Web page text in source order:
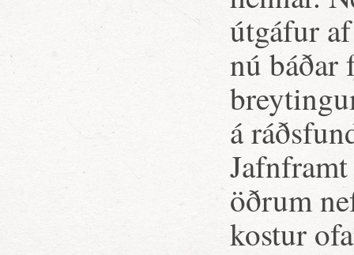
útgáfur
nú báðar
á
öðrum
kostur